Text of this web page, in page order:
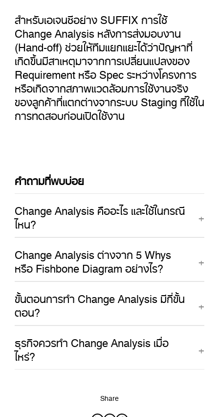
สำหรับเอเจนซีอย่าง SUFFIX การใช้
Change Analysis หลังการส่งมอบงาน
(Hand-off) ช่วยให้ทีมแยกแยะได้ว่าปัญหาที่
เกิดขึ้นมีสาเหตุมาจากการเปลี่ยนแปลงของ
Requirement หรือ Spec ระหว่างโครงการ
หรือเกิดจากสภาพแวดล้อมการใช้งานจริง
ของลูกค้าที่แตกต่างจากระบบ Staging ที่ใช้ใน
การทดสอบก่อนเปิดใช้งาน
คำถามที่พบบ่อย
Change Analysis คืออะไร และใช้ในกรณี
ไหน?
Change Analysis ต่างจาก 5 Whys
หรือ Fishbone Diagram อย่างไร?
ขั้นตอนการทำ Change Analysis มีกี่ขั้น
ตอน?
ธุรกิจควรทำ Change Analysis เมื่อ
ไหร่?
Share